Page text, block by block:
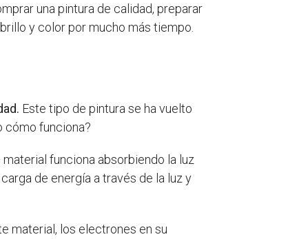
una pintura de calidad, preparar
y color por mucho más tiempo.
Este tipo de pintura se ha vuelto
cómo funciona?
funciona absorbiendo la luz
de energía a través de la luz y
material, los electrones en su